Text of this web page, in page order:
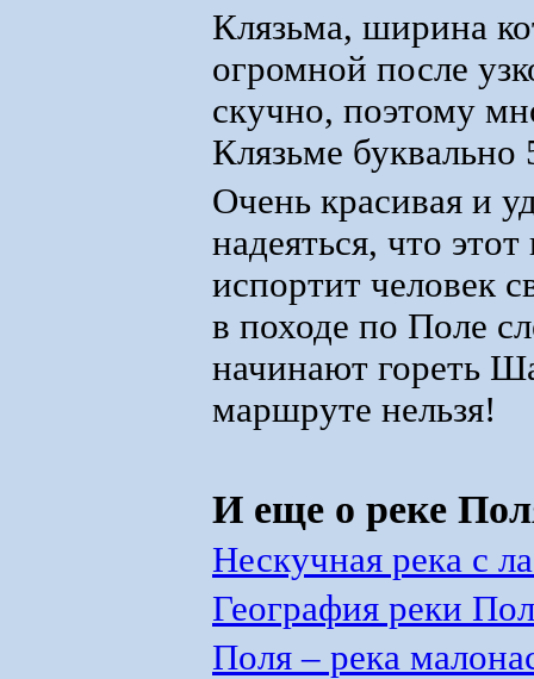
Клязьма, ширина
огромной после
скучно, поэтому
Клязьме буквально
Очень красивая и
надеяться, что
испортит человек
в походе по Поле
начинают гореть
маршруте нельзя!
И еще о реке
Нескучная река с
География реки
Поля – река